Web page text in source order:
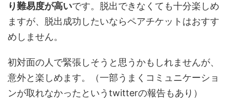
り難易度が高いです。脱出できなくても十分楽しめ
ますが、脱出成功したいならペアチケットはおすす
めしません。
初対面の人で緊張しそうと思うかもしれませんが、
意外と楽しめます。（一部うまくコミュニケーショ
ンが取れなかったというtwitterの報告もあり）